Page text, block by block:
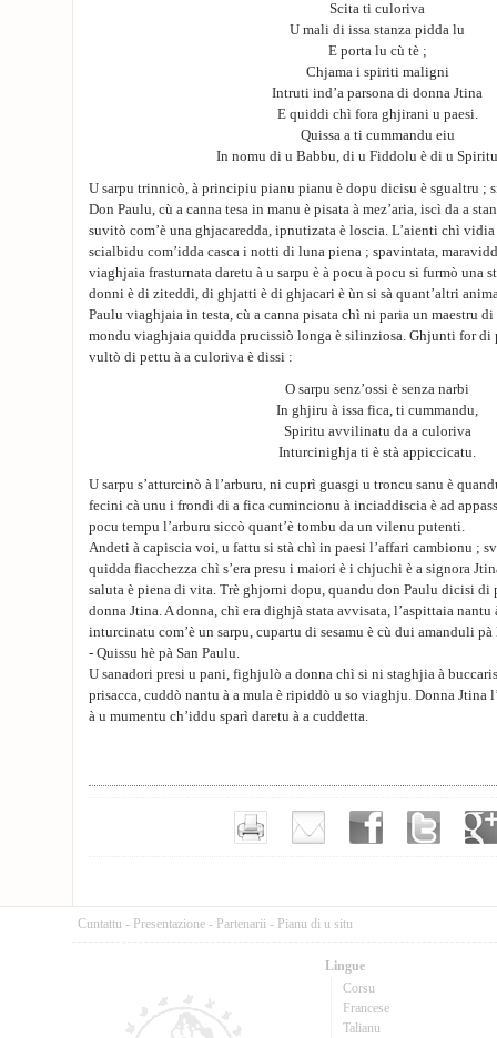
Scita ti culoriva
U mali di issa stanza pidda lu
E porta lu cù tè ;
Chjama i spiriti maligni
Intruti ind’a parsona di donna Jtina
E quiddi chì fora ghjirani u paesi.
Quissa a ti cummandu eiu
In nomu di u Babbu, di u Fiddolu è di u
U sarpu trinnicò, à principiu pianu pianu è dopu dicisu è sgualtru ;
Don Paulu, cù a canna tesa in manu è pisata à mez’aria, iscì da a
suvitò com’è una ghjacaredda, ipnutizata è loscia. L’aienti chì vidia
scialbidu com’idda casca i notti di luna piena ; spavintata,
viaghjaia frasturnata daretu à u sarpu è à pocu à pocu si furmò una
donni è di ziteddi, di ghjatti è di ghjacari è ùn si sà quant’altri
Paulu viaghjaia in testa, cù a canna pisata chì ni paria un maestru
mondu viaghjaia quidda prucissiò longa è silinziosa. Ghjunti for di
vultò di pettu à a culoriva è dissi :
O sarpu senz’ossi è senza narbi
In ghjiru à issa fica, ti cummandu,
Spiritu avvilinatu da a culoriva
Inturcinighja ti è stà appiccicatu.
U sarpu s’atturcinò à l’arburu, ni cuprì guasgi u troncu sanu è
fecini cà unu i frondi di a fica cumincionu à inciaddiscia è ad
pocu tempu l’arburu siccò quant’è tombu da un vilenu putenti.
Andeti à capiscia voi, u fattu si stà chì in paesi l’affari cambionu ;
quidda fiacchezza chì s’era presu i maiori è i chjuchi è a signora
saluta è piena di vita. Trè ghjorni dopu, quandu don Paulu dicisi di
donna Jtina. A donna, chì era dighjà stata avvisata, l’aspittaia
inturcinatu com’è un sarpu, cupartu di sesamu è cù dui amanduli
- Quissu hè pà San Paulu.
U sanadori presi u pani, fighjulò a donna chì si ni staghjia à
prisacca, cuddò nantu à a mula è ripiddò u so viaghju. Donna Jtina
à u mumentu ch’iddu sparì daretu à a cuddetta.
Cuntattu - Presentazione - Partenarii - Pianu di u situ
Lingue
Corsu
Francese
Talianu